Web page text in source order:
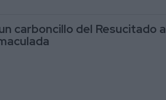
carboncillo del Resucitado a